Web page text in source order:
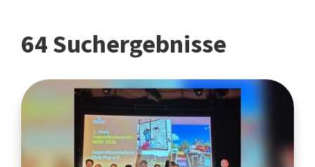
64 Suchergebnisse